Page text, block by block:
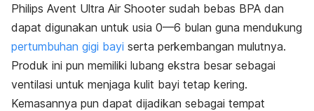
Philips Avent Ultra Air Shooter sudah bebas BPA dan
dapat digunakan untuk usia 0—6 bulan guna mendukung
pertumbuhan gigi bayi serta perkembangan mulutnya.
Produk ini pun memiliki lubang ekstra besar sebagai
ventilasi untuk menjaga kulit bayi tetap kering.
Kemasannya pun dapat dijadikan sebagai tempat